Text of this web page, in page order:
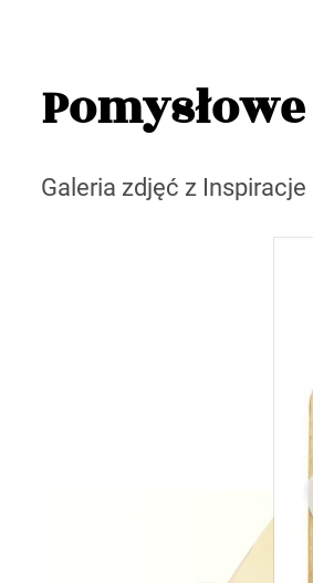
Galeria zdjęć z Inspiracje